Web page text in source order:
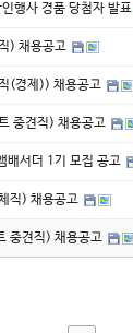
행사 경품 당첨자 발표
) 채용공고
(경제)) 채용공고
중견직) 채용공고
배서더 1기 모집 공고
직) 채용공고
중견직) 채용공고